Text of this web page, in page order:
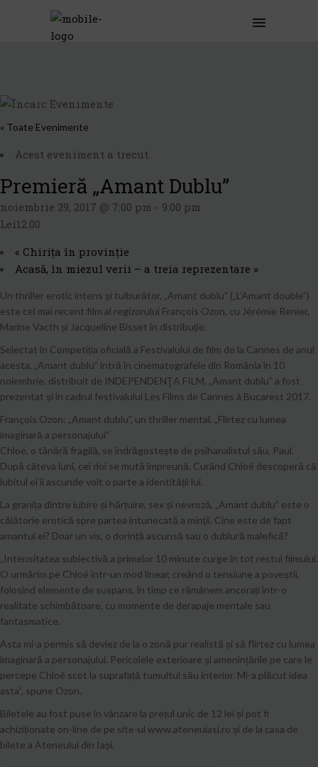
« Toate Evenimente
Acest eveniment a trecut.
Premieră „Amant Dublu”
noiembrie 29, 2017 @ 7:00 pm - 9:00 pm
Lei12.00
« Chirița în provinție
Acasă, în miezul verii – a treia reprezentare »
Un thriller erotic intens și tulburător, „Amant dublu” („L’Amant double”)
este cel mai recent film al regizorului François Ozon, cu Jérémie Renier,
Marine Vacth și Jacqueline Bisset în distribuție.
Selectat în Competiția oficială a Festivalului de film de la Cannes de anul
acesta, „Amant dublu” intră în cinematografele din România în 10
noiembrie, distribuit de INDEPENDENŢA FILM. „Amant dublu” a fost
prezentat și în cadrul festivalului Les Films de Cannes à Bucarest 2017.
François Ozon: „Amant dublu”, un thriller mental. „Flirtez cu lumea
imaginară a personajului“
Chloé, o tânără fragilă, se îndrăgostește de psihanalistul său, Paul.
După câteva luni, cei doi se mută împreună. Curând Chloé descoperă că
iubitul ei îi ascunde voit o parte a identității lui.
La granița dintre iubire și hărțuire, sex și nevroză, „Amant dublu” este o
călătorie erotică spre partea întunecată a minții. Cine este de fapt
amantul ei? Doar un vis, o dorință ascunsă sau o dublură malefică?
„Intensitatea subiectivă a primelor 10 minute curge în tot restul filmului.
O urmărim pe Chloé într-un mod linear, creând o tensiune a poveștii,
folosind elemente de suspans, în timp ce rămânem ancorați într-o
realitate schimbătoare, cu momente de derapaje mentale sau
fantasmatice.
Asta mi-a permis să deviez de la o zonă pur realistă și să flirtez cu lumea
imaginară a personajului. Pericolele exterioare și amenințările pe care le
percepe Chloé scot la suprafață tumultul său interior. Mi-a plăcut idea
asta“, spune Ozon.
Biletele au fost puse în vânzare la prețul unic de 12 lei și pot fi
achiziționate on-line de pe site-ul www.ateneuiasi.ro și de la casa de
bilete a Ateneului din Iași.